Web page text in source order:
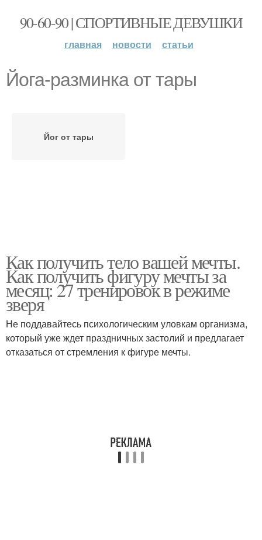
90-60-90 | СПОРТИВНЫЕ ДЕВУШКИ
главная новости статьи
Йога-разминка от тары
Йог от тары
Как получить тело вашей мечты.
Как получить фигуру мечты за
месяц: 27 тренировок в режиме
зверя
Не поддавайтесь психологическим уловкам организма,
который уже ждет праздничных застолий и предлагает
отказаться от стремления к фигуре мечты.